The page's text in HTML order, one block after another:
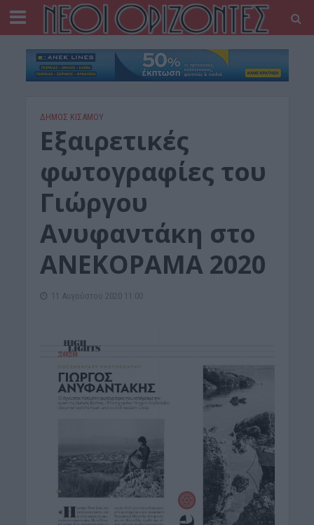
ΔΉΜΟΣ ΚΙΣΆΜΟΥ
Εξαιρετικές
φωτογραφίες του
Γιώργου
Ανυφαντάκη στο
ΑΝΕΚΟΡΑΜΑ 2020
11 Αυγούστου 2020 11:00